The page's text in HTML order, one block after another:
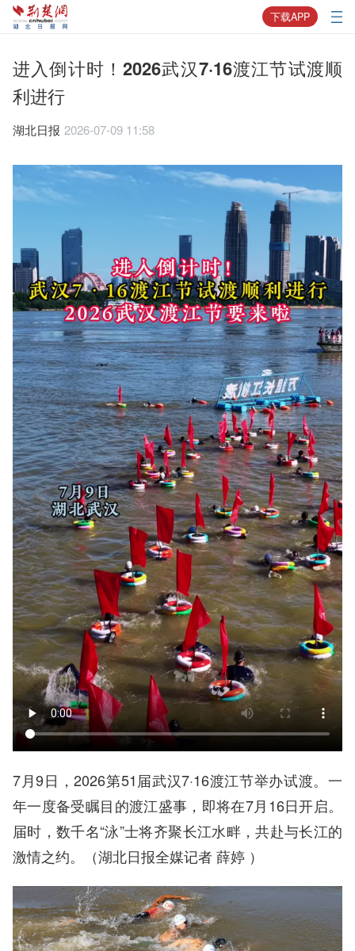
下载APP
进入倒计时！2026武汉7·16渡江节试渡顺
利进行
湖北日报 2026-07-09 11:58
7月9日，2026第51届武汉7·16渡江节举办试渡。一
年一度备受瞩目的渡江盛事，即将在7月16日开启。
届时，数千名“泳”士将齐聚长江水畔，共赴与长江的
激情之约。（湖北日报全媒记者 薛婷 ）